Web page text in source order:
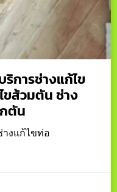
การช่างแก้ไข
ส้วมตัน ช่าง
ตัน
งแก้ไขท่อ